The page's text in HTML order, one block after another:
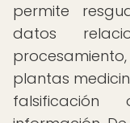
permite
datos
plantas